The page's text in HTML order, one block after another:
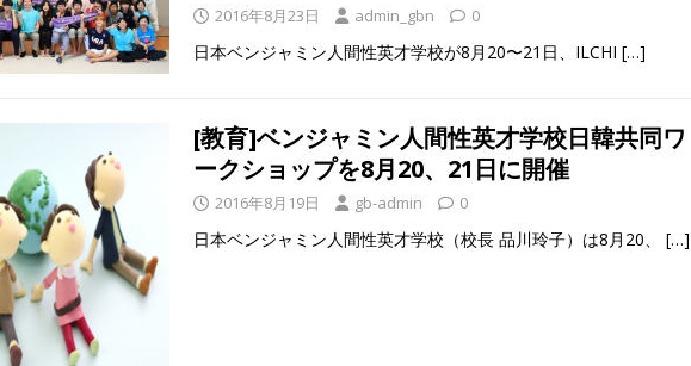
2016年8月23日 admin_gbn 0
日本ベンジャミン人間性英才学校が8月20〜21日、ILCHI […]
[教育]ベンジャミン人間性英才学校日韓共同ワ
ークショップを8月20、21日に開催
2016年8月19日 gb-admin 0
日本ベンジャミン人間性英才学校（校長 品川玲子）は8月20、 […]